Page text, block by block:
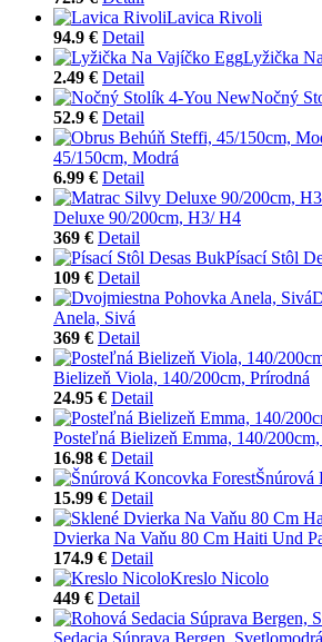
Lavica Rivoli
94.9 € Detail
Lyžička
2.49 € Detail
Nočný
52.9 € Detail
45/150cm, Modrá
6.99 € Detail
Deluxe 90/200cm, H3/ H4
369 € Detail
Písací Stôl
109 € Detail
Anela, Sivá
369 € Detail
Bielizeň Viola, 140/200cm, Prírodná
24.95 € Detail
Posteľná Bielizeň Emma, 140/200cm,
16.98 € Detail
Šnúrová
15.99 € Detail
Dvierka Na Vaňu 80 Cm Haiti Und
174.9 € Detail
Kreslo Nicolo
449 € Detail
Sedacia Súprava Bergen, Svetlomodrá